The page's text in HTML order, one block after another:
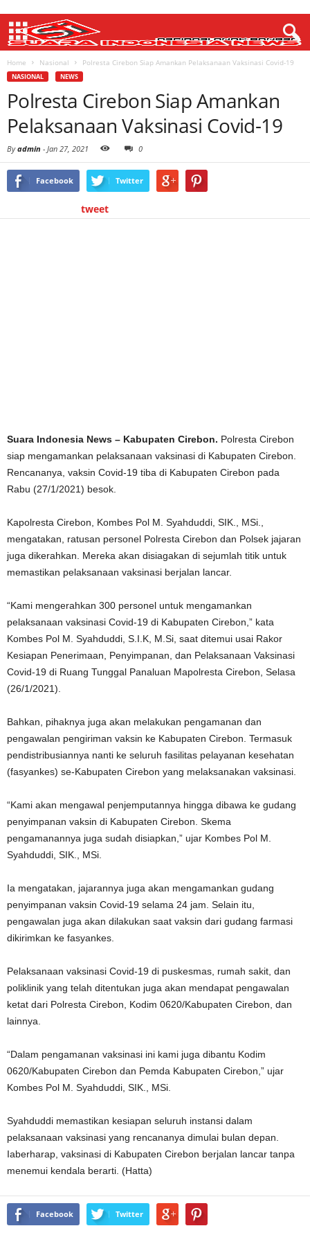
Home Nasional Polresta Cirebon Siap Amankan Pelaksanaan Vaksinasi Covid-19
NASIONAL NEWS
Polresta Cirebon Siap Amankan
Pelaksanaan Vaksinasi Covid-19
Byadmin - Jan 27, 2021 0
Facebook Twitter
tweet
Suara Indonesia News – Kabupaten Cirebon. Polresta Cirebon
siap mengamankan pelaksanaan vaksinasi di Kabupaten Cirebon.
Rencananya, vaksin Covid-19 tiba di Kabupaten Cirebon pada
Rabu (27/1/2021) besok.
Kapolresta Cirebon, Kombes Pol M. Syahduddi, SIK., MSi.,
mengatakan, ratusan personel Polresta Cirebon dan Polsek jajaran
juga dikerahkan. Mereka akan disiagakan di sejumlah titik untuk
memastikan pelaksanaan vaksinasi berjalan lancar.
“Kami mengerahkan 300 personel untuk mengamankan
pelaksanaan vaksinasi Covid-19 di Kabupaten Cirebon,” kata
Kombes Pol M. Syahduddi, S.I.K, M.Si, saat ditemui usai Rakor
Kesiapan Penerimaan, Penyimpanan, dan Pelaksanaan Vaksinasi
Covid-19 di Ruang Tunggal Panaluan Mapolresta Cirebon, Selasa
(26/1/2021).
Bahkan, pihaknya juga akan melakukan pengamanan dan
pengawalan pengiriman vaksin ke Kabupaten Cirebon. Termasuk
pendistribusiannya nanti ke seluruh fasilitas pelayanan kesehatan
(fasyankes) se-Kabupaten Cirebon yang melaksanakan vaksinasi.
“Kami akan mengawal penjemputannya hingga dibawa ke gudang
penyimpanan vaksin di Kabupaten Cirebon. Skema
pengamanannya juga sudah disiapkan,” ujar Kombes Pol M.
Syahduddi, SIK., MSi.
Ia mengatakan, jajarannya juga akan mengamankan gudang
penyimpanan vaksin Covid-19 selama 24 jam. Selain itu,
pengawalan juga akan dilakukan saat vaksin dari gudang farmasi
dikirimkan ke fasyankes.
Pelaksanaan vaksinasi Covid-19 di puskesmas, rumah sakit, dan
poliklinik yang telah ditentukan juga akan mendapat pengawalan
ketat dari Polresta Cirebon, Kodim 0620/Kabupaten Cirebon, dan
lainnya.
“Dalam pengamanan vaksinasi ini kami juga dibantu Kodim
0620/Kabupaten Cirebon dan Pemda Kabupaten Cirebon,” ujar
Kombes Pol M. Syahduddi, SIK., MSi.
Syahduddi memastikan kesiapan seluruh instansi dalam
pelaksanaan vaksinasi yang rencananya dimulai bulan depan.
Iaberharap, vaksinasi di Kabupaten Cirebon berjalan lancar tanpa
menemui kendala berarti. (Hatta)
Facebook Twitter